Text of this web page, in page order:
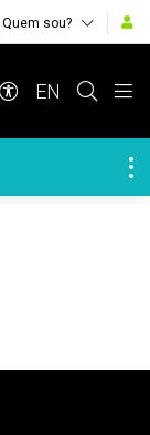
Quem sou?
EN